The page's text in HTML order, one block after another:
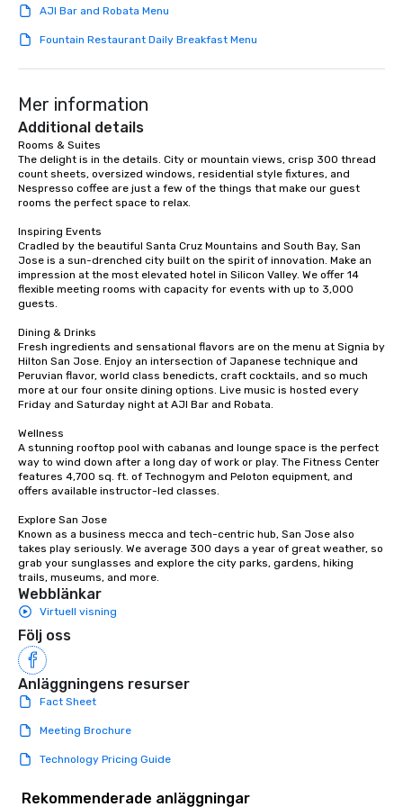
Dining When meeting planners book a
corporate group event through Lip
group is assured a top-notch dining
signature dishes at each restaurant.
Our affordable tours are priced per
person with tax and gratuities
included. The only thing not included
are drinks. However, a beverage
package upgrade is available, which
at various stops. Build Your Network
Our exclusive experiences provide the
ultimate networking opportunities. At
a typical sit-down dinner, you’re lucky
right of you. Because our tours take
place at multiple restaurants, with
walking in between, there are
countless opportunities to interact
with different people when you sit
down at each venue and as you
traverse along the way. Our
experiences not only provide more
ways to network, but a more convivial
Lip Smacking Foodie Tours is ideal for
groups, small or large. Our
experiences can accommodate
groups from as few as 1 to as many
as 500 guests, making us an ideal
choice for any corporate group event.
Stress-Free Booking Process Booking
a tour is stress-free and allows you to
enjoy the company of your guests
more easily. You’ll take comfort
of from the moment the tour is
booked to the minute it concludes.
have nothing to worry about. Just
AJI Bar and Robata Menu
Fountain Restaurant Daily Breakfast Menu
Mer information
Additional details
Rooms & Suites
The delight is in the details. City or mountain views, crisp 300 thread
count sheets, oversized windows, residential style fixtures, and
Nespresso coffee are just a few of the things that make our guest
rooms the perfect space to relax.
Inspiring Events
Cradled by the beautiful Santa Cruz Mountains and South Bay, San
Jose is a sun-drenched city built on the spirit of innovation. Make an
impression at the most elevated hotel in Silicon Valley. We offer 14
flexible meeting rooms with capacity for events with up to 3,000
guests.
Dining & Drinks
Fresh ingredients and sensational flavors are on the menu at Signia by
Hilton San Jose. Enjoy an intersection of Japanese technique and
Peruvian flavor, world class benedicts, craft cocktails, and so much
more at our four onsite dining options. Live music is hosted every
Friday and Saturday night at AJI Bar and Robata.
Wellness
A stunning rooftop pool with cabanas and lounge space is the perfect
way to wind down after a long day of work or play. The Fitness Center
features 4,700 sq. ft. of Technogym and Peloton equipment, and
offers available instructor-led classes.
Explore San Jose
Known as a business mecca and tech-centric hub, San Jose also
takes play seriously. We average 300 days a year of great weather, so
grab your sunglasses and explore the city parks, gardens, hiking
trails, museums, and more.
Webblänkar
Virtuell visning
Följ oss
Anläggningens resurser
Fact Sheet
Meeting Brochure
Technology Pricing Guide
Rekommenderade anläggningar